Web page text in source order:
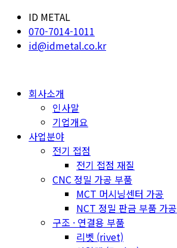
ID METAL
070-7014-1011
id@idmetal.co.kr
회사소개
인사말
기업개요
사업분야
전기 접점
전기 접점 재질
CNC 정밀 가공 부품
MCT 머시닝센터 가공
NCT 정밀 판금 부품 가공
구조 · 연결용 부품
리벳 (rivet)